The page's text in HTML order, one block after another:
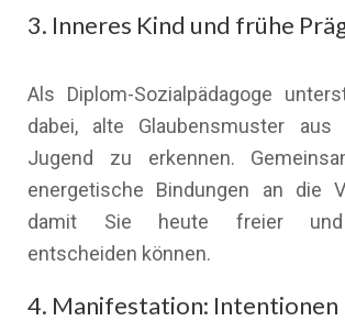
3. Inneres Kind und frühe
Als Diplom-Sozialpädagoge
dabei, alte Glaubensmuster aus
Jugend zu erkennen.
energetische Bindungen an die
damit Sie heute freier und
entscheiden können.
4. Manifestation: Intentionen